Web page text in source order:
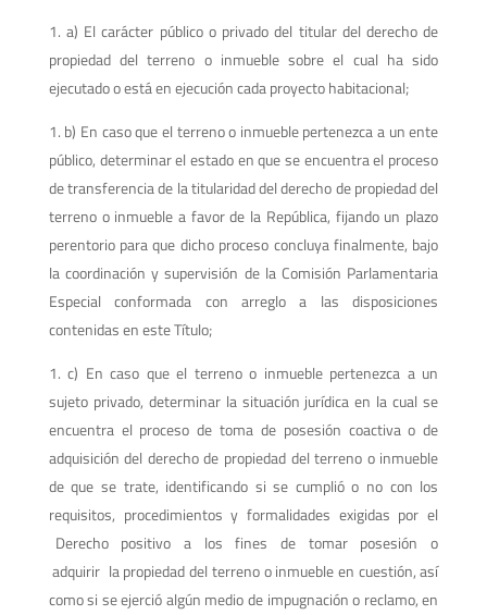
a) El carácter público o privado del titular del derecho de
propiedad del terreno o inmueble sobre el cual ha sido
ejecutado o está en ejecución cada proyecto habitacional;
b) En caso que el terreno o inmueble pertenezca a un ente
público, determinar el estado en que se encuentra el proceso
de transferencia de la titularidad del derecho de propiedad del
terreno o inmueble a favor de la República, fijando un plazo
perentorio para que dicho proceso concluya finalmente, bajo
la coordinación y supervisión de la Comisión Parlamentaria
Especial conformada con arreglo a las disposiciones
contenidas en este Título;
c) En caso que el terreno o inmueble pertenezca a un
sujeto privado, determinar la situación jurídica en la cual se
encuentra el proceso de toma de posesión coactiva o de
adquisición del derecho de propiedad del terreno o inmueble
de que se trate, identificando si se cumplió o no con los
requisitos, procedimientos y formalidades exigidas por el
Derecho positivo a los fines de tomar posesión o
adquirir la propiedad del terreno o inmueble en cuestión, así
como si se ejerció algún medio de impugnación o reclamo, en